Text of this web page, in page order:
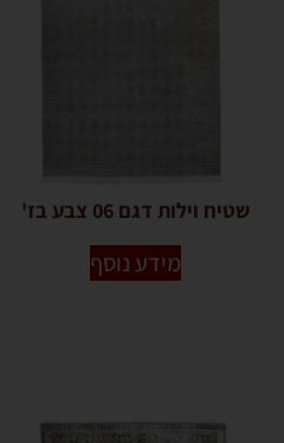
שטיח וילות דגם 06 צבע בז'
מידע נוסף